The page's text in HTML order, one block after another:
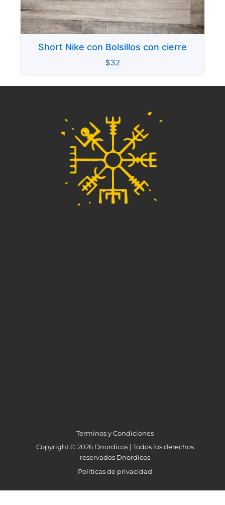
Short Nike con Bolsillos con cierre
$32
Terminos y Condiciones
Copyright © 2026 Dnordicos | Todos los derechos
reservados Dnordicos
Politicas de privacidad